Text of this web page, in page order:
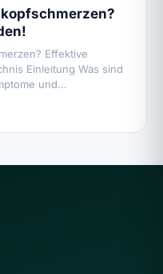
Effektive
Einleitung Was sind
und…